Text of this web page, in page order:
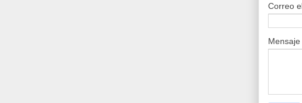
Correo
Mensaje